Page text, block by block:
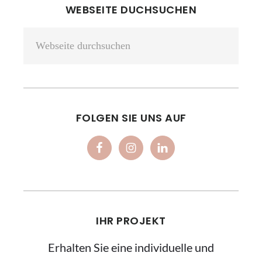
HAUPT-WEBSEITE DUCHSUCHEN
durchsuchen
FOLGEN SIE UNS AUF
IHR PROJEKT
Erhalten Sie eine individuelle und